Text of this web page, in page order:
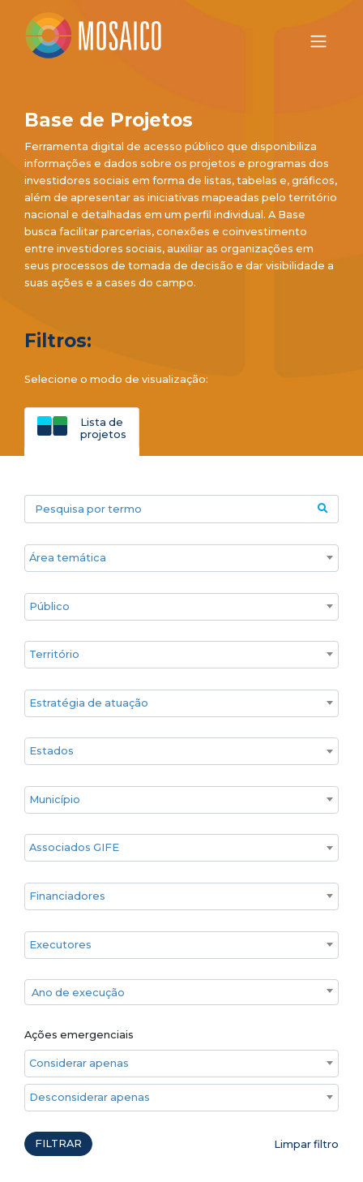
Base de Projetos
Ferramenta digital de acesso público que disponibiliza
informações e dados sobre os projetos e programas dos
investidores sociais em forma de listas, tabelas e, gráficos,
além de apresentar as iniciativas mapeadas pelo território
nacional e detalhadas em um perfil individual. A Base
busca facilitar parcerias, conexões e coinvestimento
entre investidores sociais, auxiliar as organizações em
seus processos de tomada de decisão e dar visibilidade a
suas ações e a cases do campo.
Filtros:
Selecione o modo de visualização:
Lista de
projetos
Pesquisa por termo
Áreas temáticas
Público
Territórios
Estratégia de atuação
Estado
Cidade
Associados GIFE
Financiadores
Executores
Ano de execução
Ano de execução
Ações emergenciais
Considerar apenas ações emergenciais
Desconsiderar apenas ações emergenciais
FILTRAR Limpar filtro